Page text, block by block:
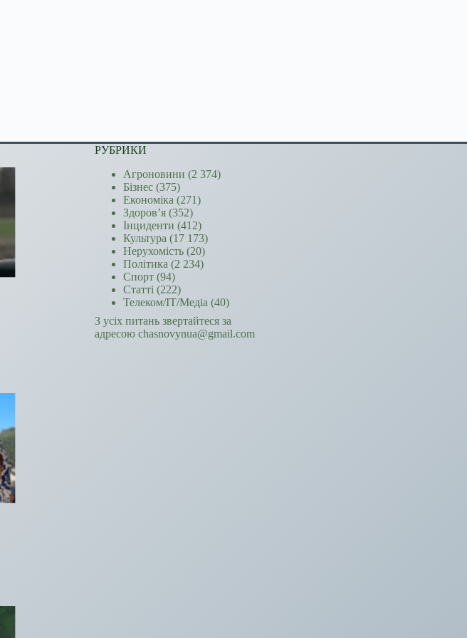
РУБРИКИ
Агроновини (2 374)
Бізнес (375)
Економіка (271)
Здоров’я (352)
Інциденти (412)
Культура (17 173)
Нерухомість (20)
Політика (2 234)
Спорт (94)
Статті (222)
Телеком/ІТ/Медіа (40)
З усіх питань звертайтеся за
адресою chasnovynua@gmail.com